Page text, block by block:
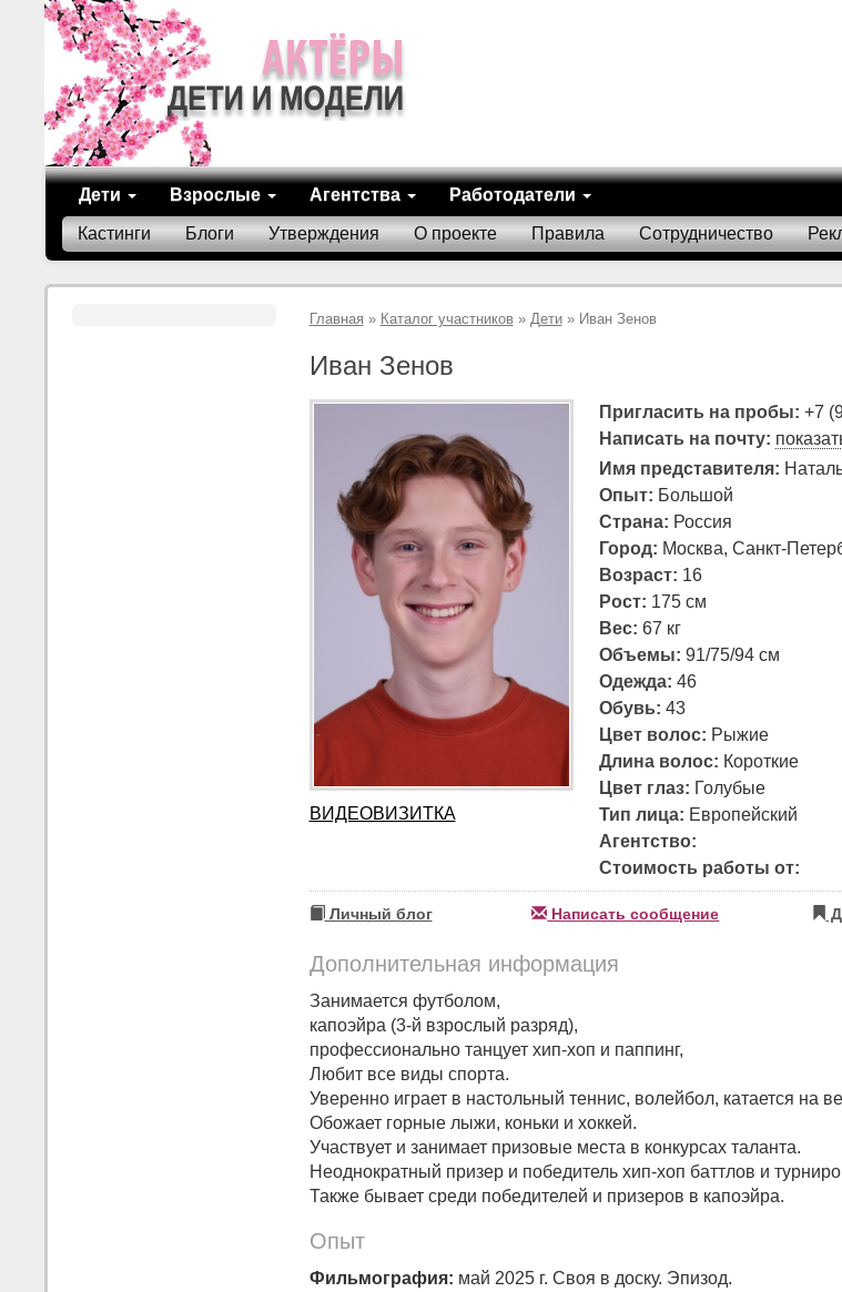
Дети Взрослые Агентства Работодатели
Кастинги Блоги Утверждения О проекте Правила Сотрудничество
Главная » Каталог участников» Дети» Иван Зенов
Иван Зенов
ВИДЕОВИЗИТКА
Пригласить на пробы: +7
Написать на почту:
Имя представителя:
Опыт: Большой
Страна: Россия
Город: Москва, Санкт-
Возраст: 16
Рост: 175 см
Вес: 67 кг
Объемы: 91/75/94 см
Одежда: 46
Обувь: 43
Цвет волос: Рыжие
Длина волос: Короткие
Цвет глаз: Голубые
Тип лица: Европейский
Агентство:
Стоимость работы от:
Личный блог Написать сообщение
Дополнительная информация
Занимается футболом,
капоэйра (3-й взрослый разряд),
профессионально танцует хип-хоп и паппинг,
Любит все виды спорта.
Уверенно играет в настольный теннис, волейбол, катается на
Обожает горные лыжи, коньки и хоккей.
Участвует и занимает призовые места в конкурсах таланта.
Неоднократный призер и победитель хип-хоп баттлов и
Также бывает среди победителей и призеров в капоэйра.
Опыт
Фильмография: май 2025 г. Своя в доску. Эпизод.